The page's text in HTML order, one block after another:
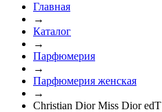
Главная
→
Каталог
→
Парфюмерия
→
Парфюмерия женская
→
Christian Dior Miss Dior edT